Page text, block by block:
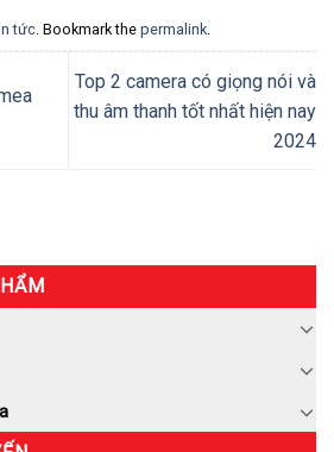
tức . Bookmark the permalink
Top 2 camera có giọng nói và
thu âm thanh tốt nhất hiện nay
2024